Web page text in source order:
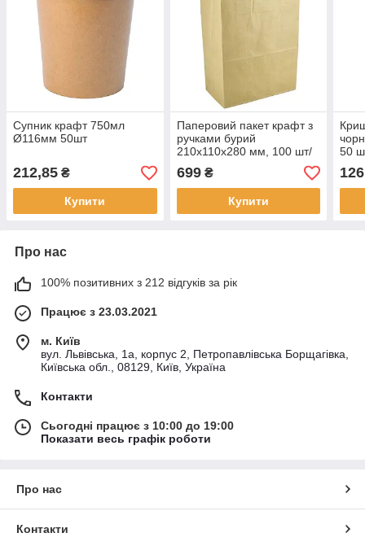
Супник крафт 750мл
Ø116мм 50шт
212,85 ₴
Купити
Паперовий пакет крафт з
ручками бурий
210х110х280 мм, 100 шт/
уп
699₴
Купити
50
Про нас
100% позитивних з 212 відгуків за рік
Працює з 23.03.2021
м. Київ
вул. Львівська, 1а, корпус 2, Петропавлівська Борщагівка,
Київська обл., 08129, Київ, Україна
Контакти
Сьогодні працює з 10:00 до 19:00
Показати весь графік роботи
Про нас
Контакти